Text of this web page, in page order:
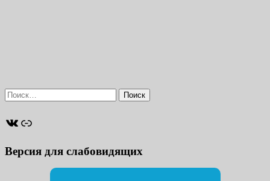
Найти:
ВКонтакте
Ссылка
Версия для слабовидящих